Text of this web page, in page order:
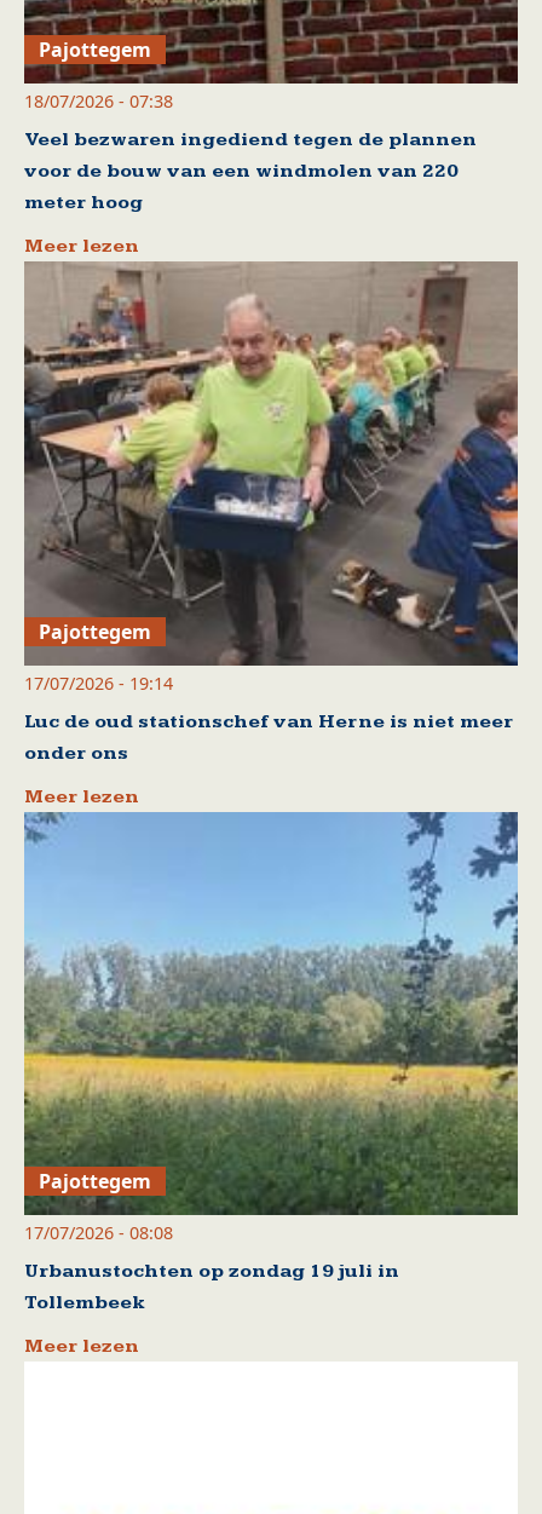
Pajottegem
18/07/2026 - 07:38
Veel bezwaren ingediend tegen de plannen
voor de bouw van een windmolen van 220
meter hoog
Meer lezen
Pajottegem
17/07/2026 - 19:14
Luc de oud stationschef van Herne is niet meer
onder ons
Meer lezen
Pajottegem
17/07/2026 - 08:08
Urbanustochten op zondag 19 juli in
Tollembeek
Meer lezen